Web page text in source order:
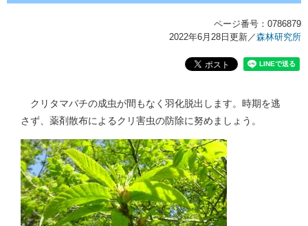
ページ番号：0786879
2022年6月28日更新／森林研究所
クリタマバチの成虫が間もなく羽化脱出します。時期を逃
さず、薬剤散布によるクリ害虫の防除に努めましょう。